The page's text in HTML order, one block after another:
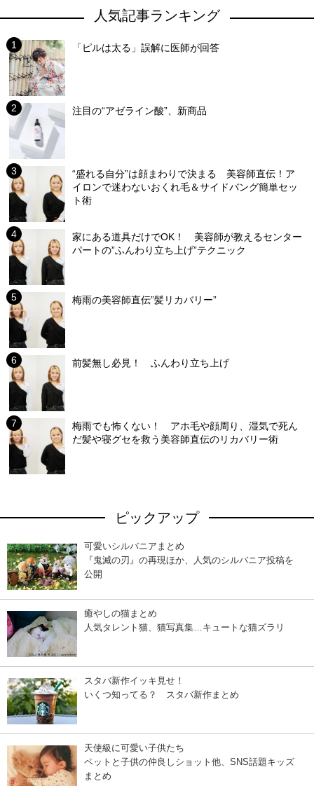
人気記事ランキング
「ピルは太る」誤解に医師が回答
注目の“アゼライン酸”、新商品
“盛れる自分”は顔まわりで決まる 美容師直伝！ア
イロンで迷わないおくれ毛＆サイドバング簡単セッ
ト術
家にある道具だけでOK！ 美容師が教えるセンター
パートの”ふんわり立ち上げ”テクニック
梅雨の美容師直伝”髪リカバリー”
前髪無し必見！ ふんわり立ち上げ
梅雨でも怖くない！ アホ毛や顔周り、湿気で死ん
だ髪や寝グセを救う美容師直伝のリカバリー術
ピックアップ
可愛いシルバニアまとめ
『鬼滅の刃』の再現ほか、人気のシルバニア投稿を
公開
癒やしの猫まとめ
人気タレント猫、猫写真集…キュートな猫ズラリ
スタバ新作イッキ見せ！
いくつ知ってる？ スタバ新作まとめ
天使級に可愛い子供たち
ペットと子供の仲良しショット他、SNS話題キッズ
まとめ